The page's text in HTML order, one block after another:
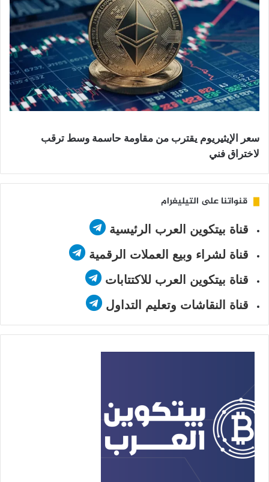
سعر الإيثيريوم يقترب من مقاومة حاسمة وسط ترقب
لاختراق فني
قنواتنا على التيليغرام
قناة بيتكوين العرب الرئيسية
قناة لشراء وبيع العملات الرقمية
قناة بيتكوين العرب للاكتتابات
قناة النقاشات وتعليم التداول